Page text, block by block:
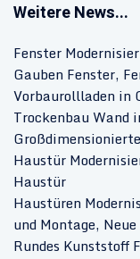
Weitere News...
Fenster
Gauben Fenster,
Vorbaurollladen in
Trockenbau Wand
Haustür
Haustür
Haustüren
und Montage,
Rundes Kunststoff